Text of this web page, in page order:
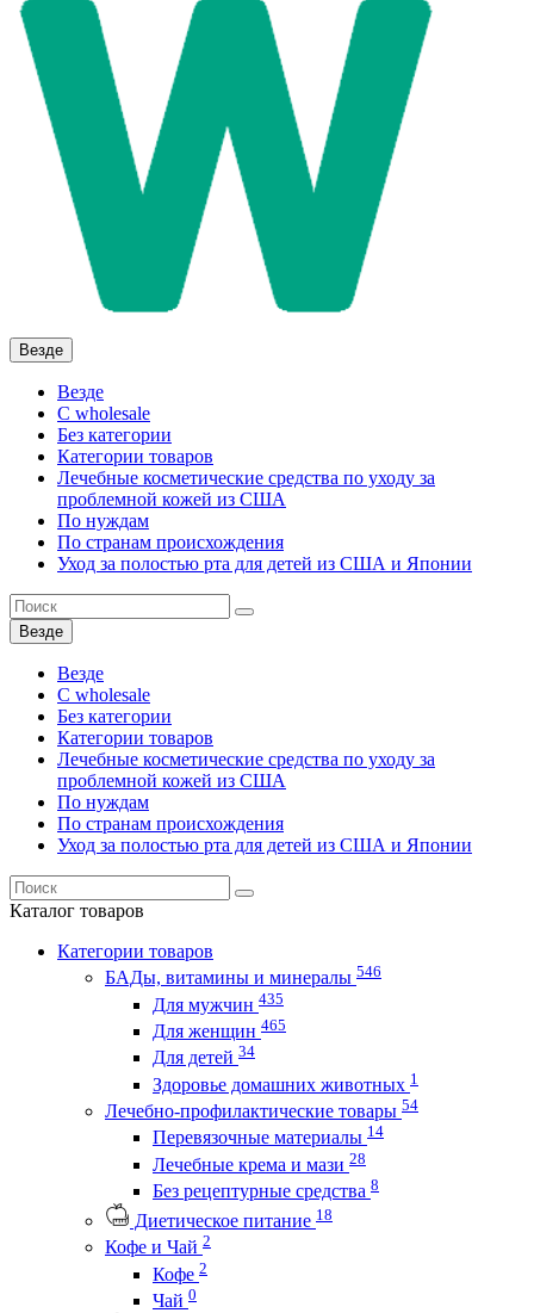
Везде
Везде
C wholesale
Без категории
Категории товаров
Лечебные косметические средства по уходу за
проблемной кожей из США
По нуждам
По странам происхождения
Уход за полостью рта для детей из США и Японии
Везде
Везде
C wholesale
Без категории
Категории товаров
Лечебные косметические средства по уходу за
проблемной кожей из США
По нуждам
По странам происхождения
Уход за полостью рта для детей из США и Японии
Каталог товаров
Категории товаров
БАДы, витамины и минералы 546
Для мужчин 435
Для женщин 465
Для детей 34
Здоровье домашних животных 1
Лечебно-профилактические товары 54
Перевязочные материалы 14
Лечебные крема и мази 28
Без рецептурные средства 8
Диетическое питание 18
Кофе и Чай 2
Кофе 2
Чай 0